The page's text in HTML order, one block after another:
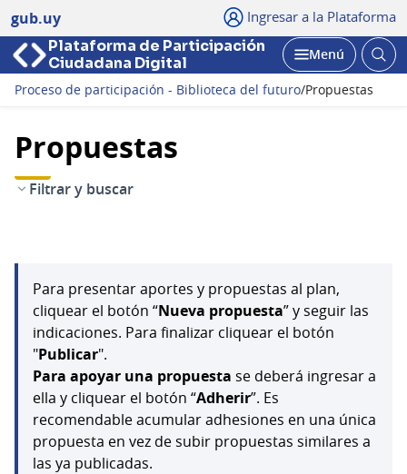
gub.uy Ingresar a la Plataforma
Plataforma de Participación
Ciudadana Digital
Abrir
Menú
Proceso de participación - Biblioteca del futuro/Propuestas
Propuestas
Filtrar y buscar
Para presentar aportes y propuestas al plan,
cliquear el botón “Nueva propuesta” y seguir las
indicaciones. Para finalizar cliquear el botón
"Publicar".
Para apoyar una propuesta se deberá ingresar a
ella y cliquear el botón “Adherir”. Es
recomendable acumular adhesiones en una única
propuesta en vez de subir propuestas similares a
las ya publicadas.